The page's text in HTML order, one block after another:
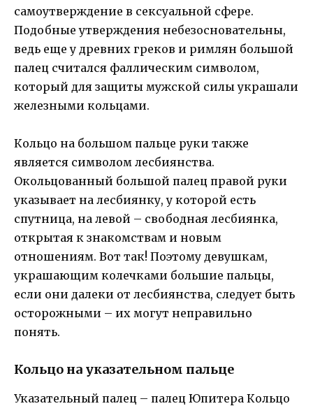
самоутверждение в сексуальной сфере.
Подобные утверждения небезосновательны,
ведь еще у древних греков и римлян большой
палец считался фаллическим символом,
который для защиты мужской силы украшали
железными кольцами.
Кольцо на большом пальце руки также
является символом лесбиянства.
Окольцованный большой палец правой руки
указывает на лесбиянку, у которой есть
спутница, на левой – свободная лесбиянка,
открытая к знакомствам и новым
отношениям. Вот так! Поэтому девушкам,
украшающим колечками большие пальцы,
если они далеки от лесбиянства, следует быть
осторожными – их могут неправильно
понять.
Кольцо на указательном пальце
Указательный палец – палец Юпитера Кольцо